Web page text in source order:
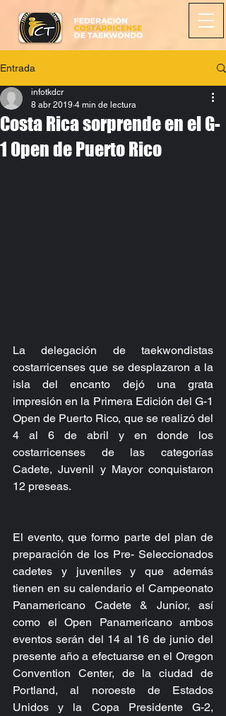
Entrada
Costa Rica sorprende en el G-
1 Open de Puerto Rico
infotkdcr
8 abr 2019 4 min de lectura
La delegación de taekwondistas
costarricenses que se desplazaron a la
isla del encanto dejó una grata
impresión en la Primera Edición del G-1
Open de Puerto Rico, que se realizó del
4 al 6 de abril y en donde los
costarricenses de las categorías
Cadete, Juvenil y Mayor conquistaron
12 preseas.
El evento, que formo parte del plan de
preparación de los Pre- Seleccionados
cadetes y juveniles y que además
tienen en su calendario el Campeonato
Panamericano Cadete & Junior, así
como el Open Panamericano ambos
eventos serán del 14 al 16 de junio del
presente año a efectuarse en el Oregon
Convention Center, de la ciudad de
Portland, al noroeste de Estados
Unidos y la Copa Presidente G-2,